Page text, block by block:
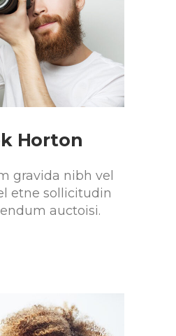
Horton
gravida nibh vel
etne sollicitudin
auctoisi.